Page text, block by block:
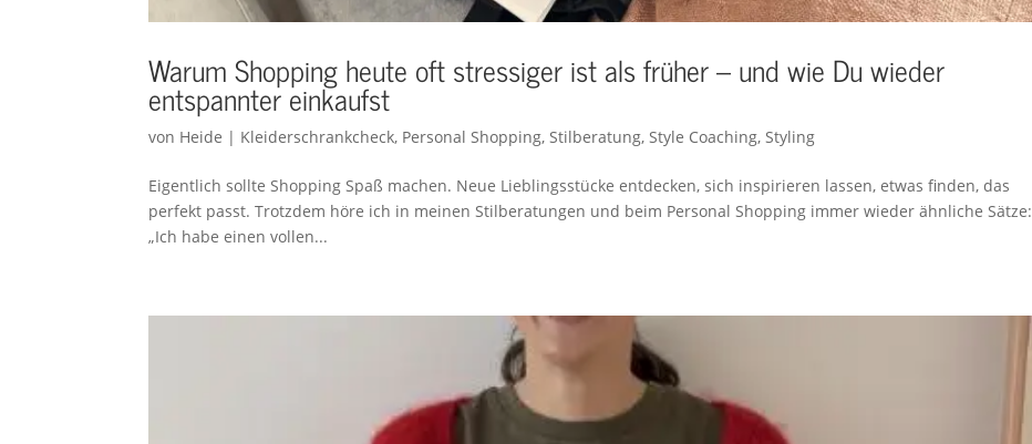
Warum Shopping heute oft stressiger ist als früher – und wie Du wieder
entspannter einkaufst
von Heide | Kleiderschrankcheck, Personal Shopping, Stilberatung, Style Coaching, Styling
Eigentlich sollte Shopping Spaß machen. Neue Lieblingsstücke entdecken, sich inspirieren lassen, etwas finden, das
perfekt passt. Trotzdem höre ich in meinen Stilberatungen und beim Personal Shopping immer wieder ähnliche Sätze:
„Ich habe einen vollen...